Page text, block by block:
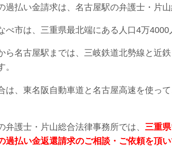
過払い金請求は、名古屋駅の弁護士・片
べ市は、三重県最北端にある人口4万
ら名古屋駅までは、三岐鉄道北勢線と近
。
は、東名阪自動車道と名古屋高速を使っ
弁護士・片山総合法律事務所では、 三重
過払い金返還請求のご相談・ご依頼を頂